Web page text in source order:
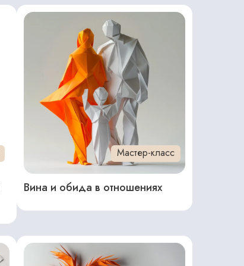
Мастер-класс
Вина и обида в отношениях